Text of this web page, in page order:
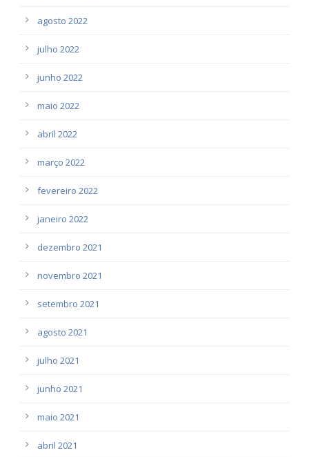
agosto 2022
julho 2022
junho 2022
maio 2022
abril 2022
março 2022
fevereiro 2022
janeiro 2022
dezembro 2021
novembro 2021
setembro 2021
agosto 2021
julho 2021
junho 2021
maio 2021
abril 2021